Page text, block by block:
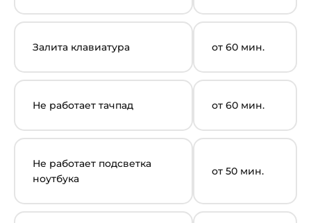
Залита клавиатура от 60 мин.
Не работает тачпад от 60 мин.
Не работает подсветка
ноутбука
от 50 мин.